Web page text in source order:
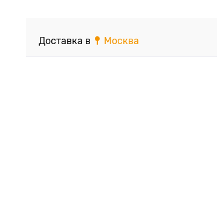
Доставка в Москва